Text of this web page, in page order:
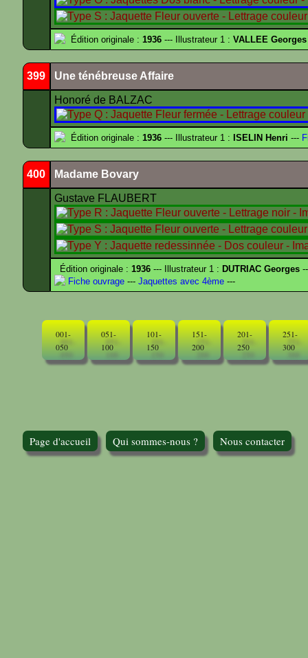
Édition originale : 1936 --- Illustrateur 1 : VALLEE Georges
399 Une ténébreuse Affaire
Honoré de BALZAC
Édition originale : 1936 --- Illustrateur 1 : ISELIN Henri ---
400 Madame Bovary
Gustave FLAUBERT
Édition originale :1936 --- Illustrateur 1 : DUTRIAC Georges
Fiche ouvrage --- Jaquettes avec 4ème ---
001-
050
051-
100
101-
150
151-
200
201-
250
251-
300
Page d'accueil Qui sommes-nous ? Nous contacter